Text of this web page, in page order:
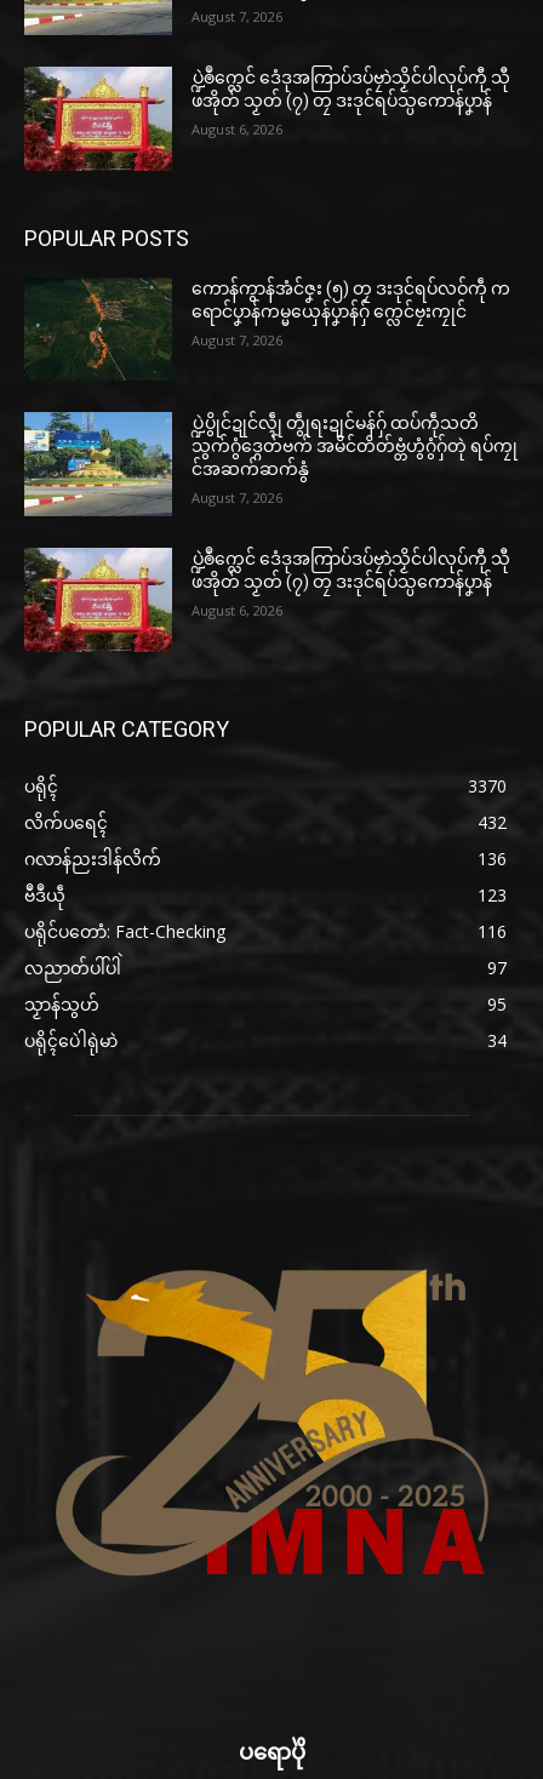
August 7, 2026
ပ္ဍဲၜဳက္လေင် ဒေံဒုအကြာပ်ဒပ်ဗၠာဲသၟိင်ပါလုပ်ကီု သီု
ဖအိုတ် သၟတ် (၇) တၠ ဒးဒုင်ရပ်သ္ပကောန်ပၞာန်
August 6, 2026
POPULAR POSTS
ကောန်ကွာန်အံင်ဇၞး (၅) တၠ ဒးဒုင်ရပ်လဝ်ကဵု က
ရောင်ပၞာန်ကမ္မယှေန်ပၞာန်ဂှ် က္လေင်ဗၠးကၠုင်
August 7, 2026
ပ္ဍဲပွိုင်ဍုင်လ္ၚဵု တွဵုရးဍုင်မန်ဂှ် ထပ်ကဵုသတိ
သွက်ဂွံဒ္ဂေတ်ဗက် အမိင်တိတ်ဗ္တံဟွံဂွံဂှ်တုဲ ရပ်ကၠု
င်အဆက်ဆက်နွံ
August 7, 2026
ပ္ဍဲၜဳက္လေင် ဒေံဒုအကြာပ်ဒပ်ဗၠာဲသၟိင်ပါလုပ်ကီု သီု
ဖအိုတ် သၟတ် (၇) တၠ ဒးဒုင်ရပ်သ္ပကောန်ပၞာန်
August 6, 2026
POPULAR CATEGORY
ပရိုၚ်
3370
လိက်ပရေၚ်
432
ဂလာန်ညးဒါန်လိက်
136
ဗဳဒဳယဵု
123
ပရိုင်ပတောံ: Fact-Checking
116
လညာတ်ပါ်ပါဲ
97
သၟာန်သွဟ်
95
ပရိုၚ်ပေဲါရုဲမာဲ
34
ပရောပိုဲ